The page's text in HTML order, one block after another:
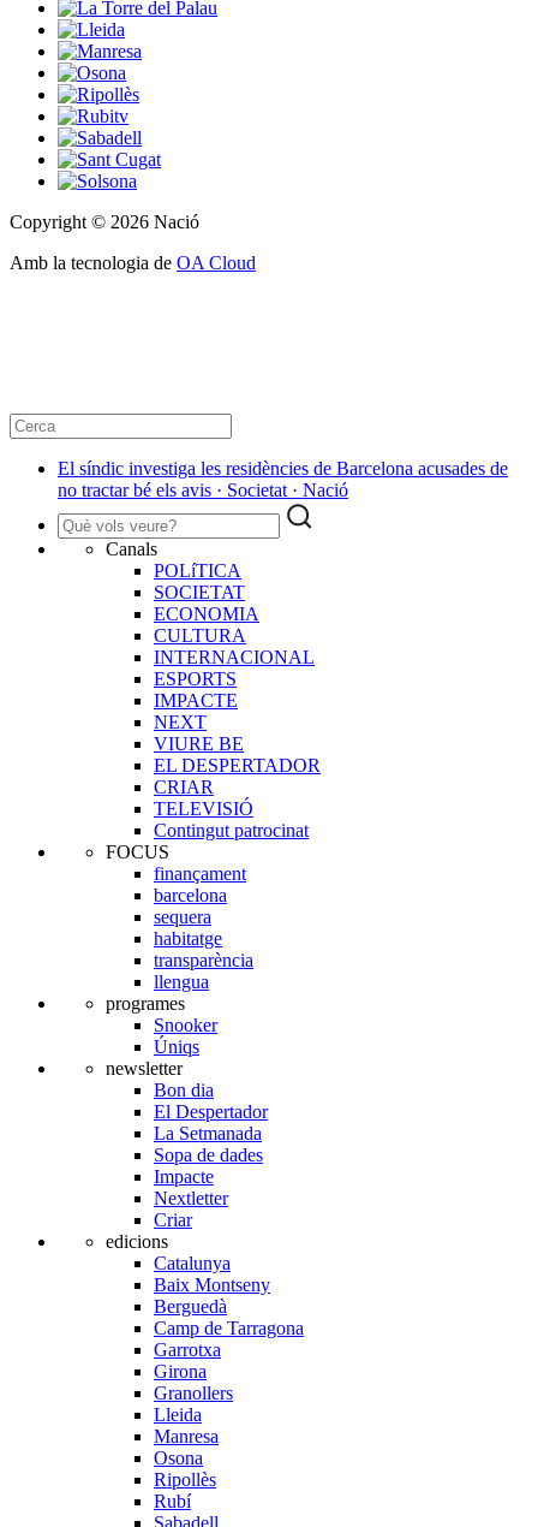
Copyright © 2026 Nació
Amb la tecnologia de OA Cloud
El síndic investiga les residències de Barcelona acusades de
no tractar bé els avis · Societat · Nació
Canals
POLíTICA
SOCIETAT
ECONOMIA
CULTURA
INTERNACIONAL
ESPORTS
IMPACTE
NEXT
VIURE BE
EL DESPERTADOR
CRIAR
TELEVISIÓ
Contingut patrocinat
FOCUS
finançament
barcelona
sequera
habitatge
transparència
llengua
programes
Snooker
Úniqs
newsletter
Bon dia
El Despertador
La Setmanada
Sopa de dades
Impacte
Nextletter
Criar
edicions
Catalunya
Baix Montseny
Berguedà
Camp de Tarragona
Garrotxa
Girona
Granollers
Lleida
Manresa
Osona
Ripollès
Rubí
Sabadell